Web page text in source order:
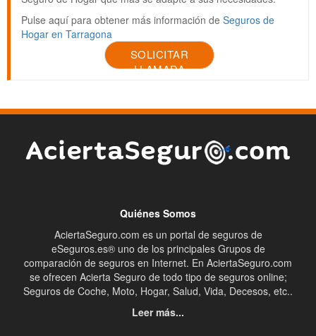
Pulse aquí para obtener más información de Seguros de
Hogar en Tarragona
SOLICITAR
LLAMADA
Quiénes Somos
AciertaSeguro.com es un portal de seguros de
eSeguros.es® uno de los principales Grupos de
comparación de seguros en Internet. En AciertaSeguro.com
se ofrecen Acierta Seguro de todo tipo de seguros online;
Seguros de Coche, Moto, Hogar, Salud, Vida, Decesos, etc..
Leer más...